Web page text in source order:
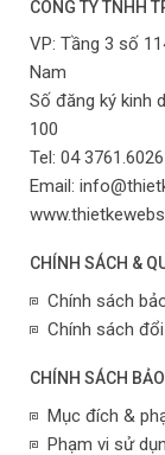
CÔNG TY TNHH
VP: Tầng 3 số
Nam
Số đăng ký kinh
100
Tel: 04
Email:
CHÍNH SÁCH &
Chính sách
Chính sách
CHÍNH SÁCH
Mục đích &
Phạm vi sử